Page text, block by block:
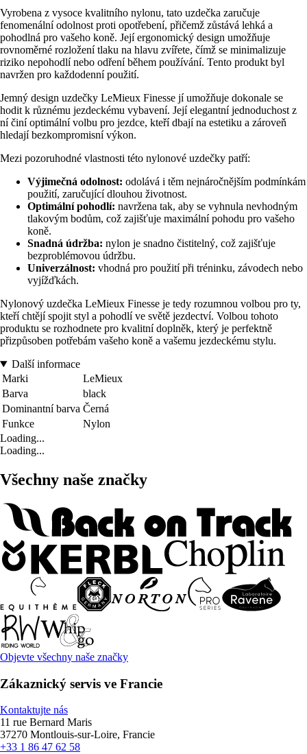
Vyrobena z vysoce kvalitního nylonu, tato uzdečka zaručuje
fenomenální odolnost proti opotřebení, přičemž zůstává lehká a
pohodlná pro vašeho koně. Její ergonomický design umožňuje
rovnoměrné rozložení tlaku na hlavu zvířete, čímž se minimalizuje
riziko nepohodlí nebo odření během používání. Tento produkt byl
navržen pro každodenní použití.
Jemný design uzdečky LeMieux Finesse jí umožňuje dokonale se
hodit k různému jezdeckému vybavení. Její elegantní jednoduchost z
ní činí optimální volbu pro jezdce, kteří dbají na estetiku a zároveň
hledají bezkompromisní výkon.
Mezi pozoruhodné vlastnosti této nylonové uzdečky patří:
Výjimečná odolnost: odolává i těm nejnáročnějším podmínkám
použití, zaručující dlouhou životnost.
Optimální pohodlí: navržena tak, aby se vyhnula nevhodným
tlakovým bodům, což zajišťuje maximální pohodu pro vašeho
koně.
Snadná údržba: nylon je snadno čistitelný, což zajišťuje
bezproblémovou údržbu.
Univerzálnost: vhodná pro použití při tréninku, závodech nebo
vyjížďkách.
Nylonový uzdečka LeMieux Finesse je tedy rozumnou volbou pro ty,
kteří chtějí spojit styl a pohodlí ve světě jezdectví. Volbou tohoto
produktu se rozhodnete pro kvalitní doplněk, který je perfektně
přizpůsoben potřebám vašeho koně a vašemu jezdeckému stylu.
Další informace
Marki
LeMieux
Barva
black
Dominantní barva Černá
Funkce
Nylon
Loading...
Loading...
Všechny naše značky
Objevte všechny naše značky
Zákaznický servis ve Francie
Kontaktujte nás
11 rue Bernard Maris
37270 Montlouis-sur-Loire, Francie
+33 1 86 47 62 58